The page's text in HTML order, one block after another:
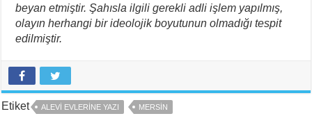
beyan etmiştir. Şahısla ilgili gerekli adli işlem yapılmış,
olayın herhangi bir ideolojik boyutunun olmadığı tespit
edilmiştir.
Etiket ALEVI EVLERINE YAZI MERSIN